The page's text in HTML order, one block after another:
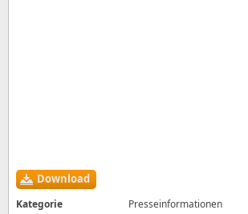
Download
Kategorie
Presseinformationen